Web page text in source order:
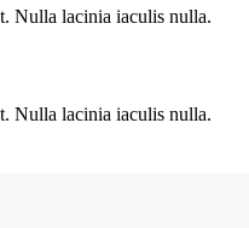
Nulla lacinia iaculis nulla.
Nulla lacinia iaculis nulla.